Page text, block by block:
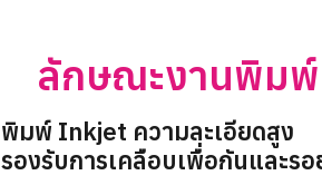
ลักษณะงานพิม
พิมพ์ Inkjet ความละเอียดสูง
รองรับการเคลือบเพื่อกันและร